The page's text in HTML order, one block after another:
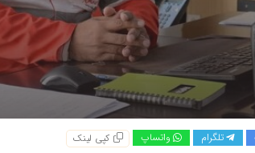
تلگرام واتساپ کپی لینک